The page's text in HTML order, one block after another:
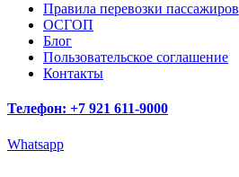
Правила перевозки пассажиров
ОСГОП
Блог
Пользовательское соглашение
Контакты
Телефон: +7 921 611-9000
Whatsapp